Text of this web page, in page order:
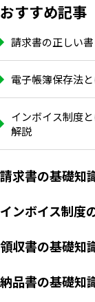
おすすめ記事
請求書の正しい
電子帳簿保存法
インボイス制度
解説
請求書の基礎知
インボイス制度
領収書の基礎知
納品書の基礎知